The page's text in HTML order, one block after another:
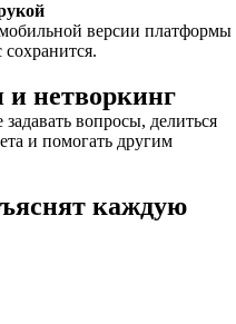
версии платформы
нетворкинг
вопросы, делиться
и помогать другим
каждую